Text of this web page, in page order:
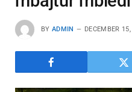
BY ADMIN DECEMBER